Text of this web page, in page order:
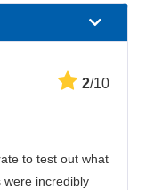
2/10
to test out what
were incredibly